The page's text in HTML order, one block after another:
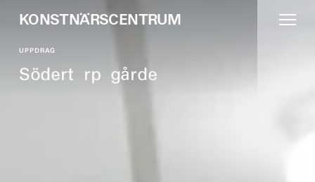
KONSTNÄRSCENTRUM
UPPDRAG
Södert rp gårde